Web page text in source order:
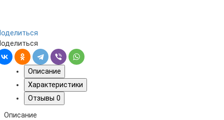
Описание
Характеристики
Отзывы 0
Описание